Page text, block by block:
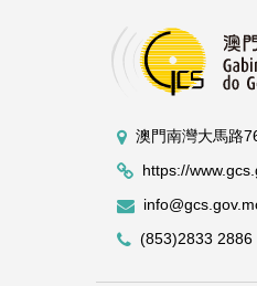
澳門南灣大馬路
https://
(853)2833 2886